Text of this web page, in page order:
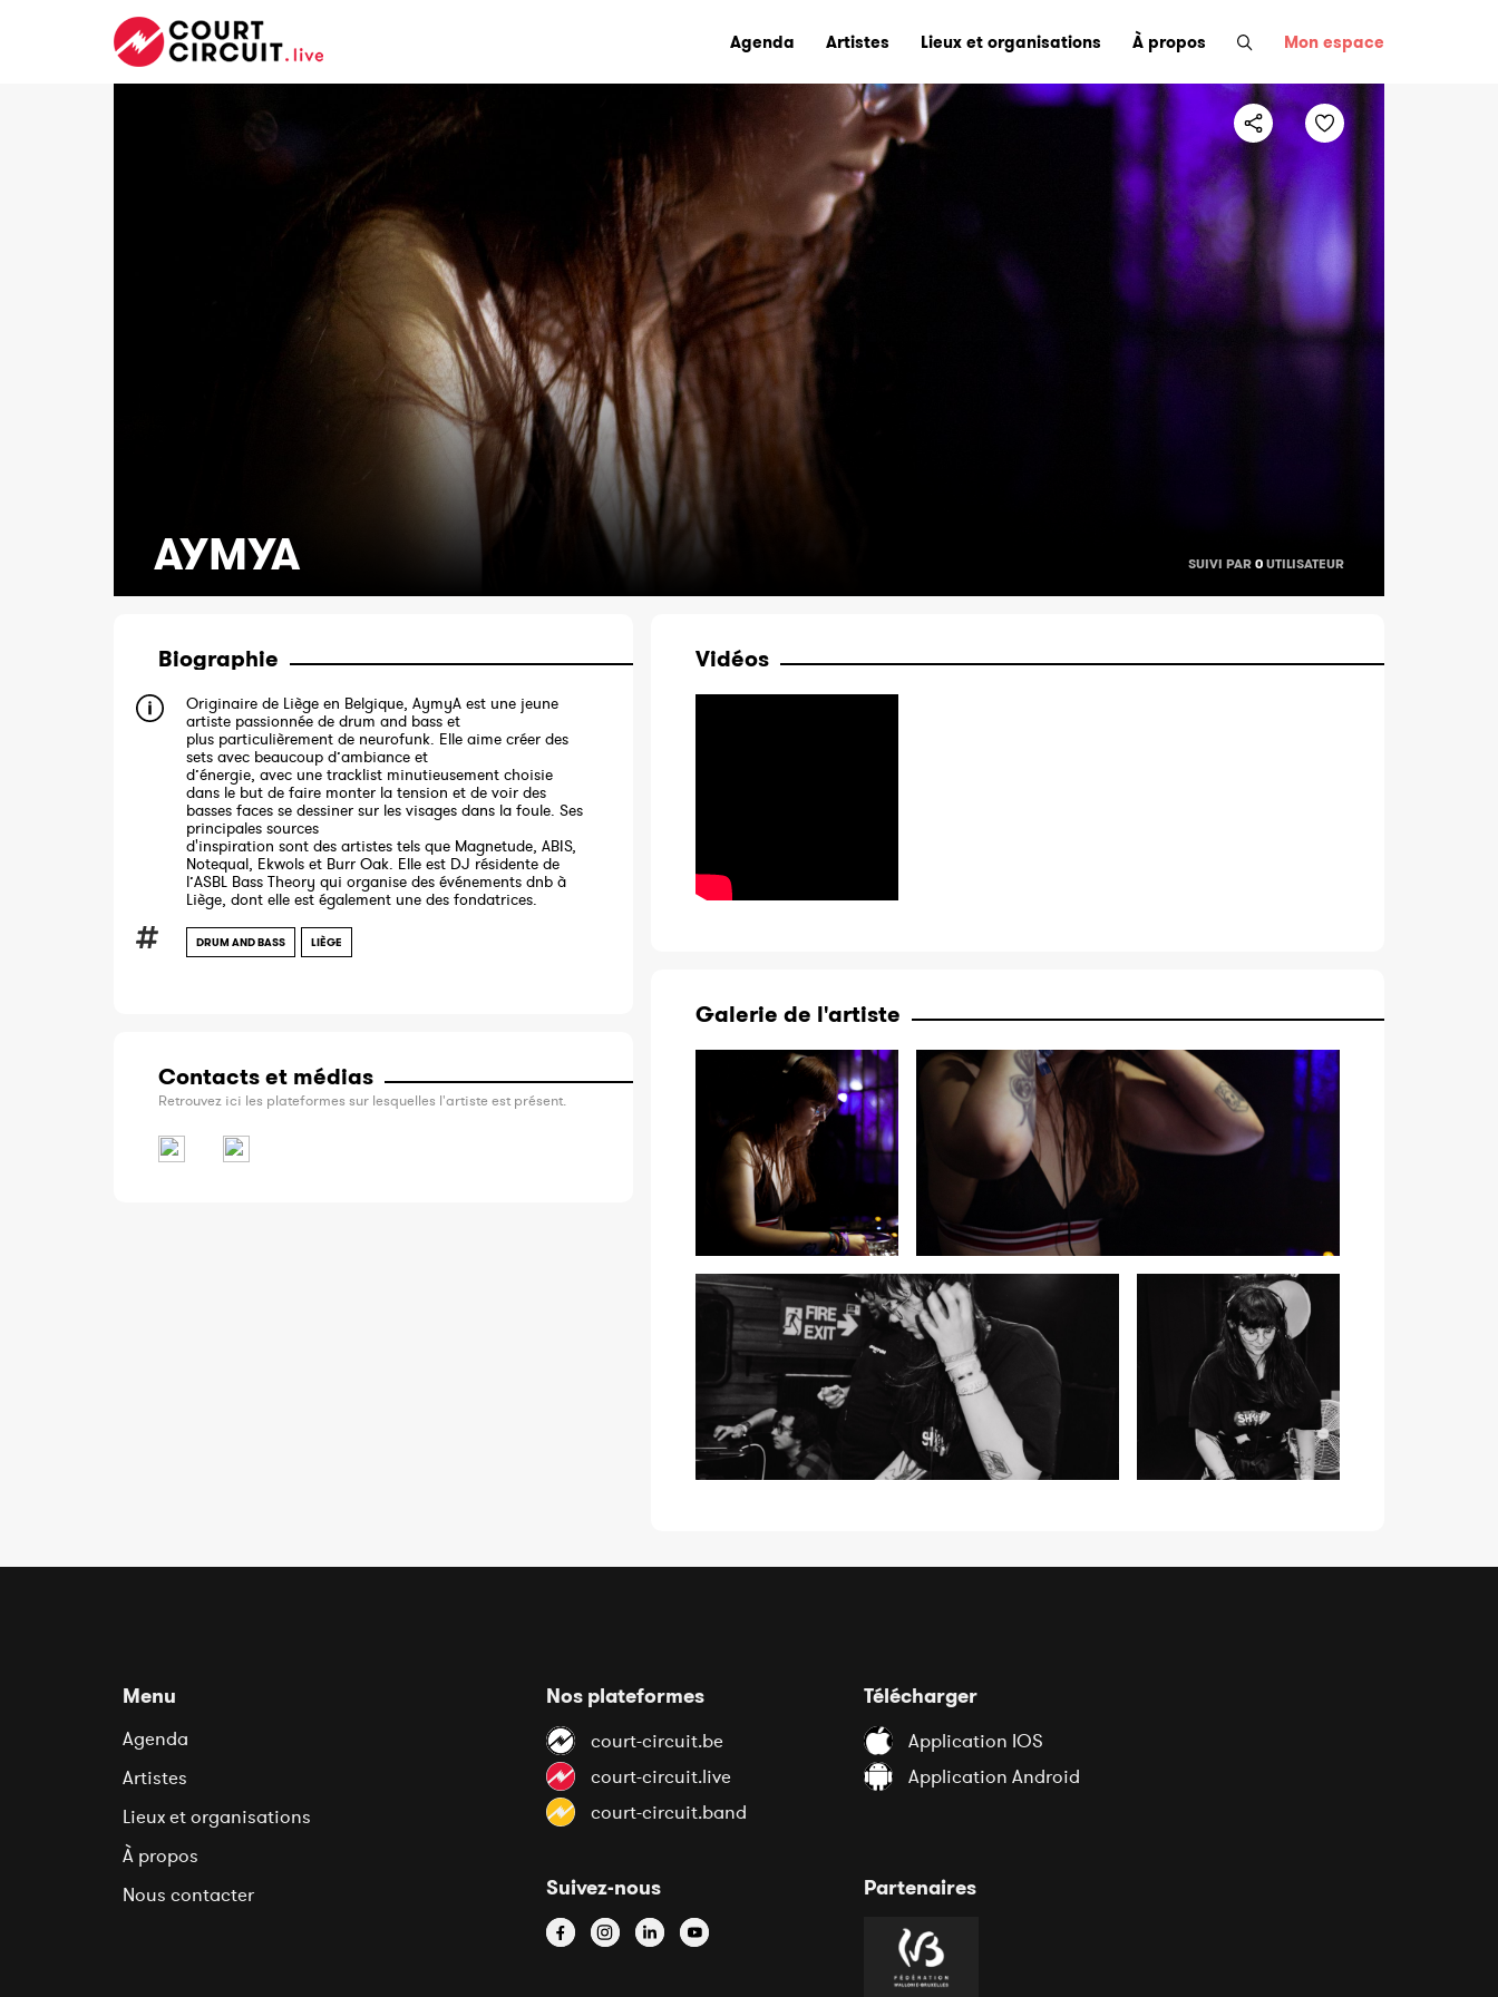
Agenda Artistes Lieux et organisations À propos Mon espace
AYMYA SUIVI PAR 0 UTILISATEUR
Biographie
Originaire de Liège en Belgique, AymyA est une jeune
artiste passionnée de drum and bass et
plus particulièrement de neurofunk. Elle aime créer des
sets avec beaucoup d’ambiance et
d’énergie, avec une tracklist minutieusement choisie
dans le but de faire monter la tension et de voir des
basses faces se dessiner sur les visages dans la foule. Ses
principales sources
d'inspiration sont des artistes tels que Magnetude, ABIS,
Notequal, Ekwols et Burr Oak. Elle est DJ résidente de
l’ASBL Bass Theory qui organise des événements dnb à
Liège, dont elle est également une des fondatrices.
DRUM AND BASS LIÈGE
Contacts et médias
Retrouvez ici les plateformes sur lesquelles l'artiste est présent.
Vidéos
Galerie de l'artiste
Menu
Agenda
Artistes
Lieux et organisations
À propos
Nous contacter
Nos plateformes
court-circuit.be
court-circuit.live
court-circuit.band
Suivez-nous
Télécharger
Application IOS
Application Android
Partenaires